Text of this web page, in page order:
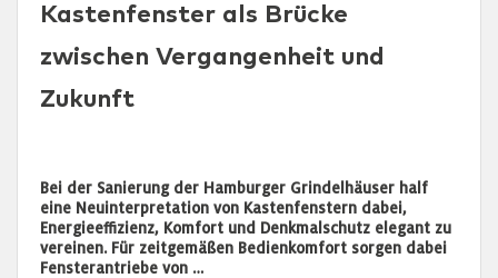
Kastenfenster als Brücke
zwischen Vergangenheit und
Zukunft
Bei der Sanierung der Hamburger Grindelhäuser half
eine Neuinterpretation von Kastenfenstern dabei,
Energieeffizienz, Komfort und Denkmalschutz elegant zu
vereinen. Für zeitgemäßen Bedienkomfort sorgen dabei
Fensterantriebe von …